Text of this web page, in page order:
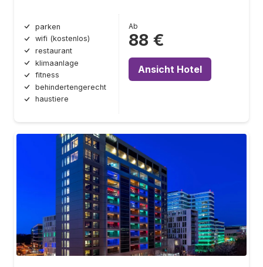
parken
wifi (kostenlos)
restaurant
klimaanlage
fitness
behindertengerecht
haustiere
Ab
88 €
Ansicht Hotel